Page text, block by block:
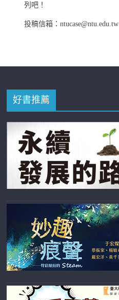
列吧！
投稿信箱：ntucase@ntu.edu.tw
好書推薦